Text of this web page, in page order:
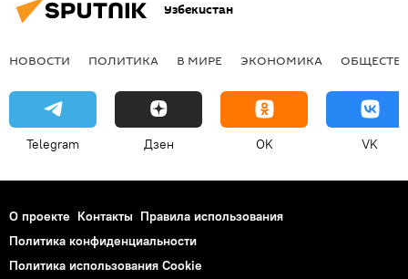
Узбекистан
НОВОСТИ ПОЛИТИКА В МИРЕ ЭКОНОМИКА
Telegram Дзен OK VK
О проекте Контакты Правила использования
Политика конфиденциальности
Политика использования Cookie